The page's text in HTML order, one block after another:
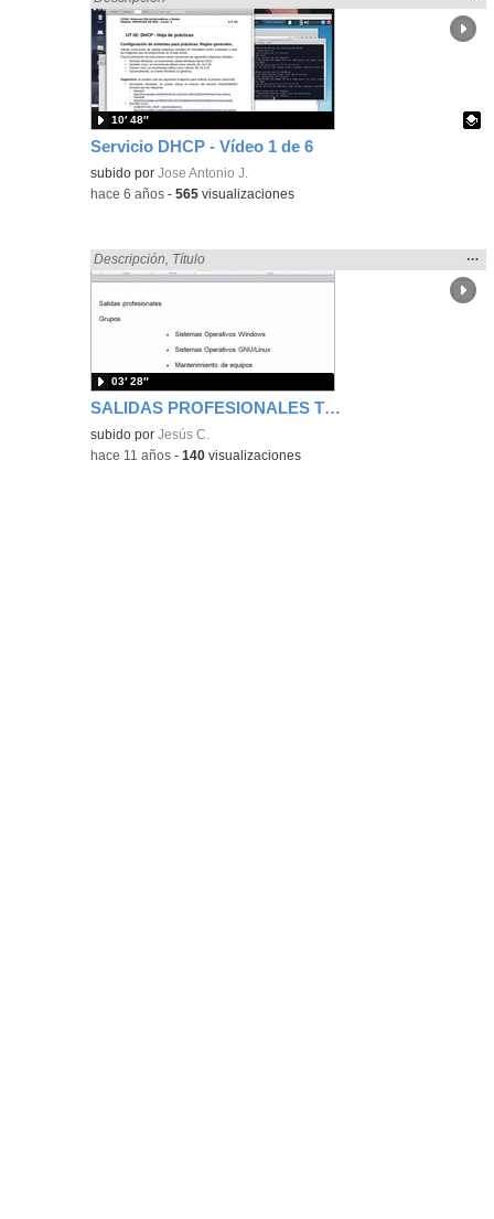
Servicio DHCP - Vídeo 1 de 6
la
Contenido educativo.
subido porJose Antonio J.
10′ 48″
-hace 6 años -565 visualizaciones
SALIDAS PROFESIONALES TRAS OBTENER EL TÍTULO DE TÉCNICO EN SISTEMAS MICROINFORMÁTICOS Y REDES
Encontrado «Sistemas Microinformáticos y Redes» en:
Descripción Título
la
…
subido porJesús C.
03′ 28″
-hace 11 años -140 visualizaciones